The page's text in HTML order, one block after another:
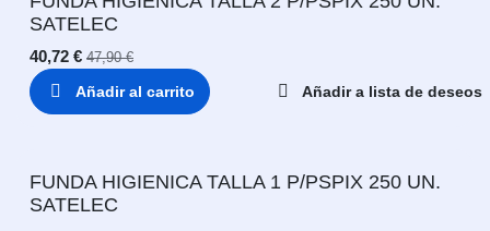
SATELEC
40,72 € 47,90€
Añadir al carrito Añadir a lista de deseos
FUNDA HIGIENICA TALLA 1 P/PSPIX 250 UN.
SATELEC